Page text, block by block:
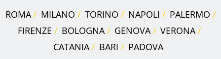
ROMA MILANO TORINO NAPOLI
PALERMO
FIRENZE
BOLOGNA GENOVA
VERONA
CATANIA
BARI PADOVA